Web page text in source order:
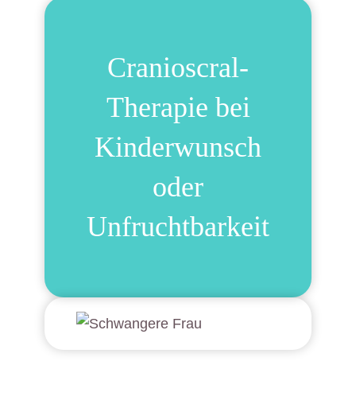
Cranioscral-
Therapie bei
Kinderwunsch
oder
Unfruchtbarkeit